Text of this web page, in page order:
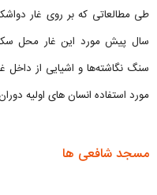
سال پیش مورد این غار محل
سنگ نگاشته‌ها و اشیایی از داخل
مورد استفاده انسان های اولیه
مسجد شافعی ها